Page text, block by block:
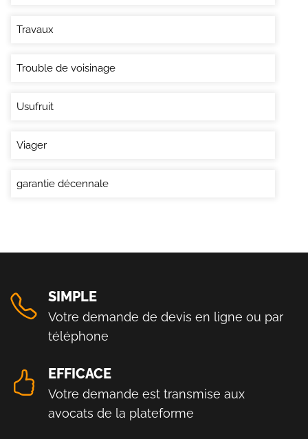
Travaux
Trouble de voisinage
Usufruit
Viager
garantie décennale
SIMPLE
Votre demande de devis en ligne ou par
téléphone
EFFICACE
Votre demande est transmise aux
avocats de la plateforme